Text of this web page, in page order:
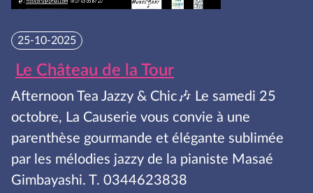
25-10-2025
Le Château de la Tour
Afternoon Tea Jazzy & Chic🎶 Le samedi 25
octobre, La Causerie vous convie à une
parenthèse gourmande et élégante sublimée
par les mélodies jazzy de la pianiste Masaé
Gimbayashi. T. 0344623838